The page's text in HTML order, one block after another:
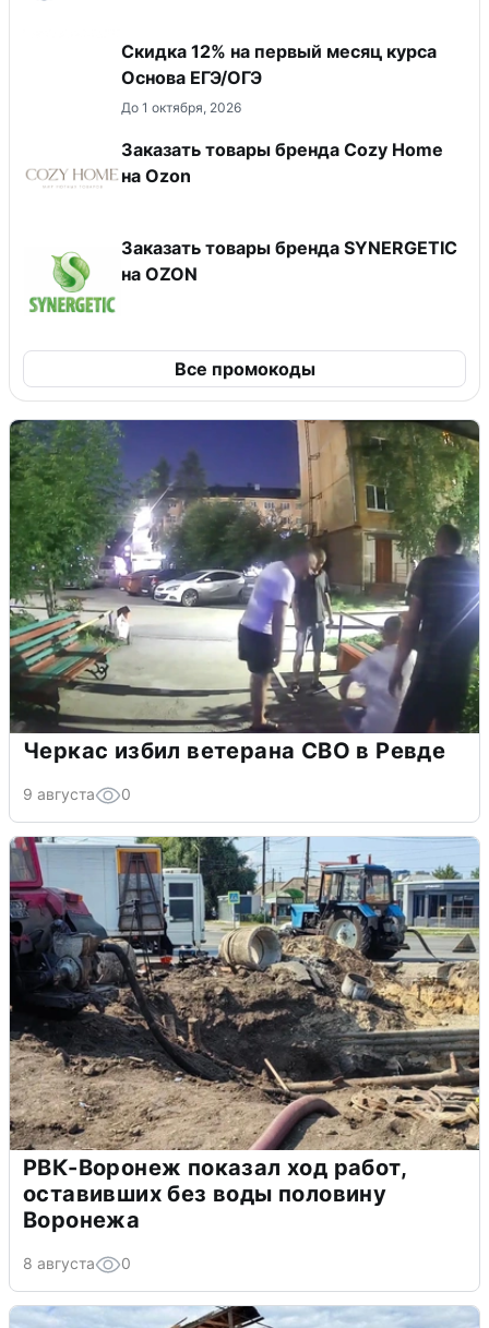
Скидка 12% на первый месяц курса
Основа ЕГЭ/ОГЭ
До 1 октября, 2026
Заказать товары бренда Cozy Home
на Ozon
Заказать товары бренда SYNERGETIC
на OZON
Все промокоды
Черкас избил ветерана СВО в Ревде
9 августа 0
РВК-Воронеж показал ход работ,
оставивших без воды половину
Воронежа
8 августа 0